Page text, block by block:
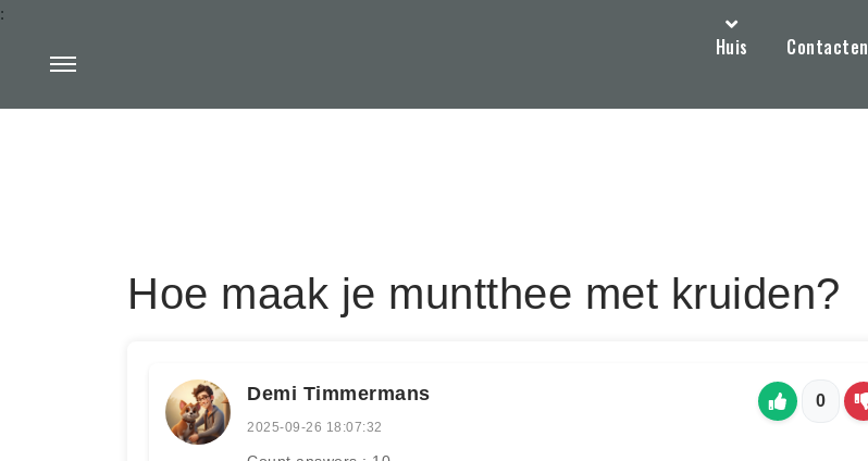
Huis Contacten
:
Hoe maak je muntthee met kruiden?
Demi Timmermans
2025-09-26 18:07:32
0